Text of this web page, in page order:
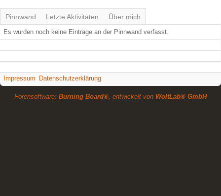
Pinnwand Letzte Aktivitäten Über mich
Es wurden noch keine Einträge an der Pinnwand verfasst.
Impressum Datenschutzerklärung
Forensoftware: Burning Board®, entwickelt von WoltLab® GmbH